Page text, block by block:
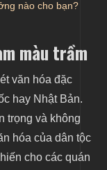
nào cho bạn?
màu trầm
văn hóa đặc
hay Nhật Bản.
trọng và không
hóa của dân tộc
cho các quán